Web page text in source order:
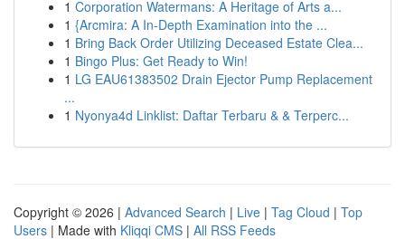
1 Corporation Watermans: A Heritage of Arts a...
1 {Arcmira: A In-Depth Examination into the ...
1 Bring Back Order Utilizing Deceased Estate Clea...
1 Bingo Plus: Get Ready to Win!
1 LG EAU61383502 Drain Ejector Pump Replacement
...
1 Nyonya4d Linklist: Daftar Terbaru & & Terperc...
Copyright © 2026 | Advanced Search | Live | Tag Cloud | Top
Users | Made with Kliqqi CMS | All RSS Feeds